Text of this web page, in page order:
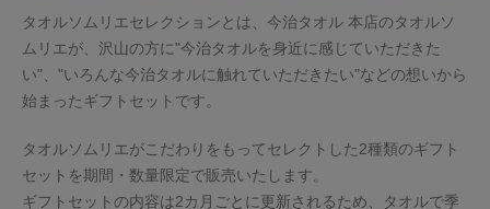
当サイトについて
会員サービス
ヘルプ
タオルソムリエセレクションとは、今治タオル 本店のタオルソ
ムリエが、沢山の方に"今治タオルを身近に感じていただきた
い"、"いろんな今治タオルに触れていただきたい"などの想いから
始まったギフトセットです。
タオルソムリエがこだわりをもってセレクトした2種類のギフト
セットを期間・数量限定で販売いたします。
ギフトセットの内容は2カ月ごとに更新されるため、タオルで季